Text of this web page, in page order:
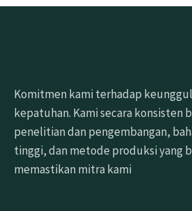
Komitmen kami terhadap
kepatuhan. Kami secara konsisten
penelitian dan pengembangan,
tinggi, dan metode produksi yang
memastikan mitra kami